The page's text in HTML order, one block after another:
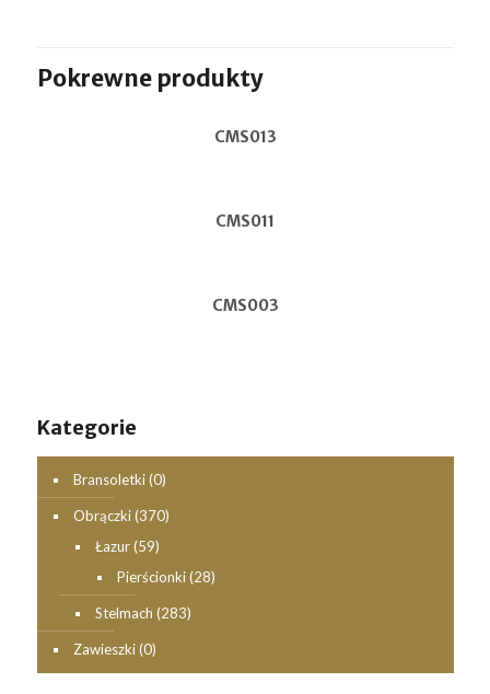
Pokrewne produkty
CMS013
CMS011
CMS003
Kategorie
Bransoletki (0)
Obrączki (370)
Łazur (59)
Pierścionki (28)
Stelmach (283)
Zawieszki (0)